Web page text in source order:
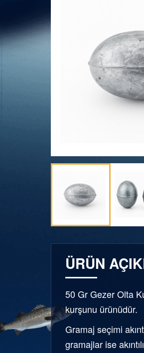
ÜRÜN
50 Gr Gezer Olta
kurşunu ürünüdür.
Gramaj seçimi
gramajlar ise